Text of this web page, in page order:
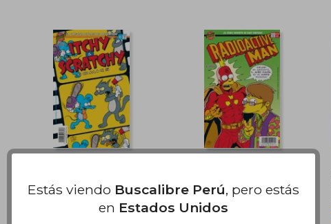
40%
dcto.
55%
dcto.
2
Matt Groening
Estás viendo Buscalibre Perú, pero estás
en Estados Unidos